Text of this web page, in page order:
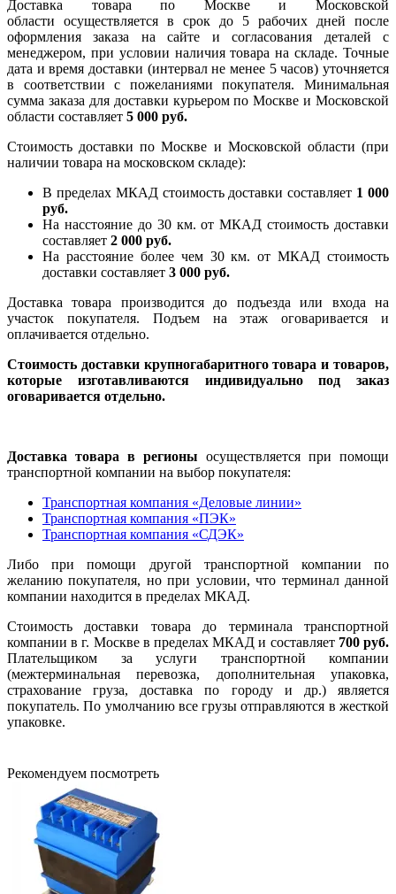
Доставка товара по Москве и Московской
области осуществляется в срок до 5 рабочих дней после
оформления заказа на сайте и согласования деталей с
менеджером, при условии наличия товара на складе. Точные
дата и время доставки (интервал не менее 5 часов) уточняется
в соответствии с пожеланиями покупателя. Минимальная
сумма заказа для доставки курьером по Москве и Московской
области составляет 5 000 руб.
Стоимость доставки по Москве и Московской области (при
наличии товара на московском складе):
В пределах МКАД стоимость доставки составляет 1 000
руб.
На насcтояние до 30 км. от МКАД стоимость доставки
составляет 2 000 руб.
На расстояние более чем 30 км. от МКАД стоимость
доставки составляет 3 000 руб.
Доставка товара производится до подъезда или входа на
участок покупателя. Подъем на этаж оговаривается и
оплачивается отдельно.
Стоимость доставки крупногабаритного товара и товаров,
которые изготавливаются индивидуально под заказ
оговаривается отдельно.
Доставка товара в регионы осуществляется при помощи
транспортной компании на выбор покупателя:
Транспортная компания «Деловые линии»
Транспортная компания «ПЭК»
Транспортная компания «СДЭК»
Либо при помощи другой транспортной компании по
желанию покупателя, но при условии, что терминал данной
компании находится в пределах МКАД.
Стоимость доставки товара до терминала транспортной
компании в г. Москве в пределах МКАД и составляет 700 руб.
Плательщиком за услуги транспортной компании
(межтерминальная перевозка, дополнительная упаковка,
страхование груза, доставка по городу и др.) является
покупатель. По умолчанию все грузы отправляются в жесткой
упаковке.
Рекомендуем посмотреть